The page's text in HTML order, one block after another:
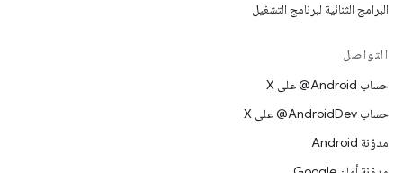
البرامج الثنائية لبرنامج التشغيل
التواصل
حساب ‎@Android على X
حساب ‎@AndroidDev على X
مدوّنة Android